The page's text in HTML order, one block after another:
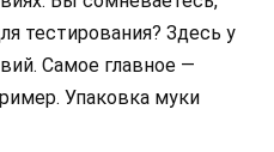
тестирования? Здесь у
Самое главное —
Упаковка муки